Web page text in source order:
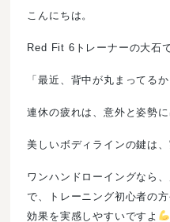
こんにちは。
Red Fit 6トレーナーの大石で
「最近、背中が丸まってる
連休の疲れは、意外と姿勢に
美しいボディラインの鍵は
ワンハンドローイングなら
で、トレーニング初心者の
効果を実感しやすいですよ